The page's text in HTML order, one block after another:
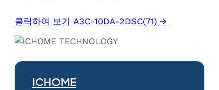
클릭하여 보기 A3C-10DA-2DSC(71) →
ICHOME